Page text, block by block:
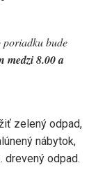
bude
medzi 8.00 a
zelený odpad,
nábytok,
odpad.